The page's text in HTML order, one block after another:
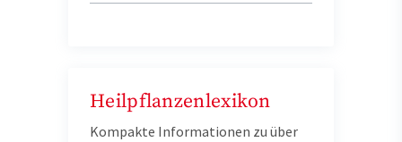
Heilpflanzenlexikon
Kompakte Informationen zu über